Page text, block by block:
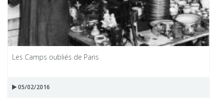
Les Camps oubliés de Paris
05/02/2016